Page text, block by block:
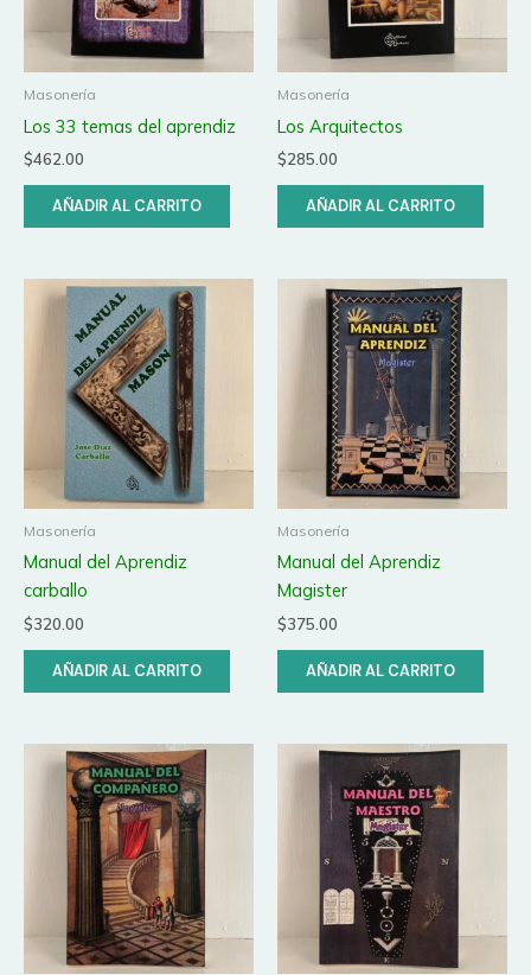
Masonería
Los 33 temas del aprendiz
$462.00
AÑADIR AL CARRITO
Masonería
Los Arquitectos
$285.00
AÑADIR AL CARRITO
Masonería
Manual del Aprendiz
carballo
$320.00
AÑADIR AL CARRITO
Masonería
Manual del Aprendiz
Magister
$375.00
AÑADIR AL CARRITO